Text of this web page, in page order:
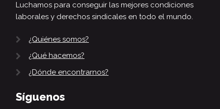
Luchamos para conseguir las mejores condiciones
laborales y derechos sindicales en todo el mundo.
¿Quiénes somos?
¿Qué hacemos?
¿Dónde encontrarnos?
Síguenos